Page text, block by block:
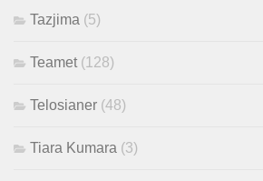
Tazjima (5)
Teamet (128)
Telosianer (48)
Tiara Kumara (3)